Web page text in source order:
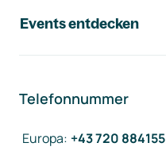
Events entdecken
Telefonnummer
Europa: +43 720 884155